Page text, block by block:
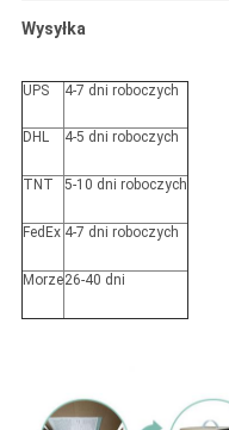
Wysyłka
UPS 4-7 dni roboczych
DHL 4-5 dni roboczych
TNT 5-10 dni roboczych
FedEx 4-7 dni roboczych
Morze26-40 dni